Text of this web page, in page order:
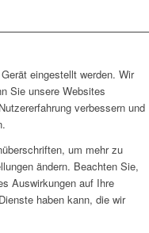
eingestellt werden. Wir
Sie unsere Websites
verbessern und
um mehr zu
ändern. Beachten Sie,
Auswirkungen auf Ihre
haben kann, die wir